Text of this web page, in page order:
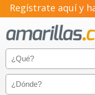
Regístrate aquí y